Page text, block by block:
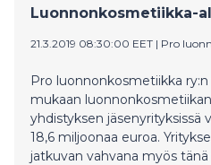
tutkijalle myönnettiin noin
Luonnonkosmetiikka-
21.3.2019 08:30:00 EET | Pro
Pro luonnonkosmetiikka
mukaan
yhdistyksen jäsenyrityksissä
18,6 miljoonaa euroa.
jatkuvan vahvana myös tänä